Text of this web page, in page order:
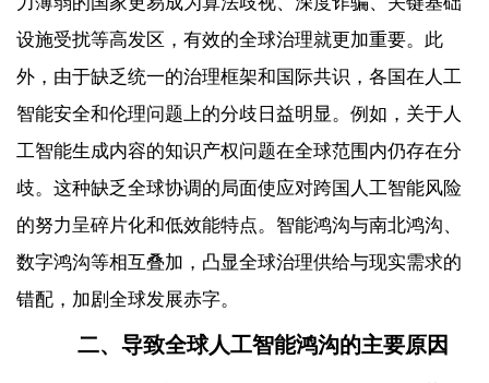
设施受扰等高发区，有效的全球治理就更加重要。此
外，由于缺乏统一的治理框架和国际共识，各国在人工
智能安全和伦理问题上的分歧日益明显。例如，关于人
工智能生成内容的知识产权问题在全球范围内仍存在分
歧。这种缺乏全球协调的局面使应对跨国人工智能风险
的努力呈碎片化和低效能特点。智能鸿沟与南北鸿沟、
数字鸿沟等相互叠加，凸显全球治理供给与现实需求的
错配，加剧全球发展赤字。
二、导致全球人工智能鸿沟的主要原因